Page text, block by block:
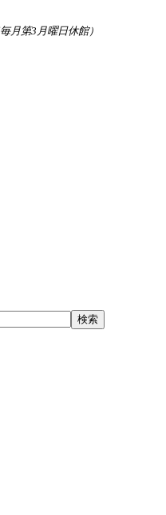
月第3月曜日休館）
検索